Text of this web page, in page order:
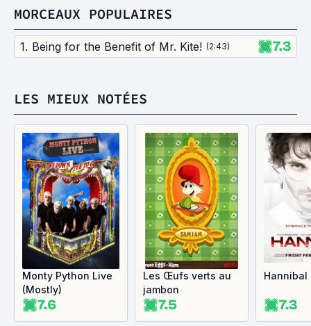
MORCEAUX POPULAIRES
1. Being for the Benefit of Mr. Kite! (2:43) 7.3
LES MIEUX NOTÉES
Monty Python Live
(Mostly)
7.6
Les Œufs verts au
jambon
7.5
Hannibal
7.3